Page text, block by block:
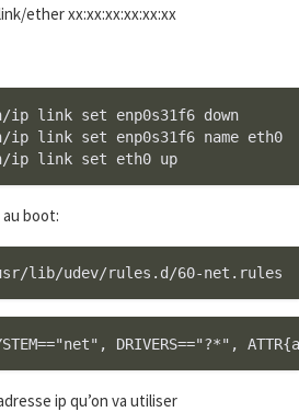
ether xx:xx:xx:xx:xx:xx
ip link set enp0s31f6 down
ip link set enp0s31f6 name eth0
boot:
ip qu’on va utiliser